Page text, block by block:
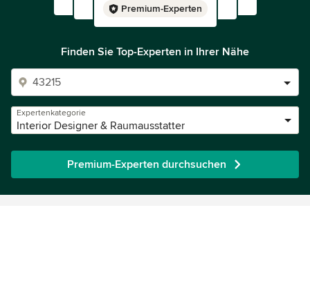
Premium-Experten
Finden Sie Top-Experten in Ihrer Nähe
Expertenkategorie
Interior Designer & Raumausstatter
Premium-Experten durchsuchen